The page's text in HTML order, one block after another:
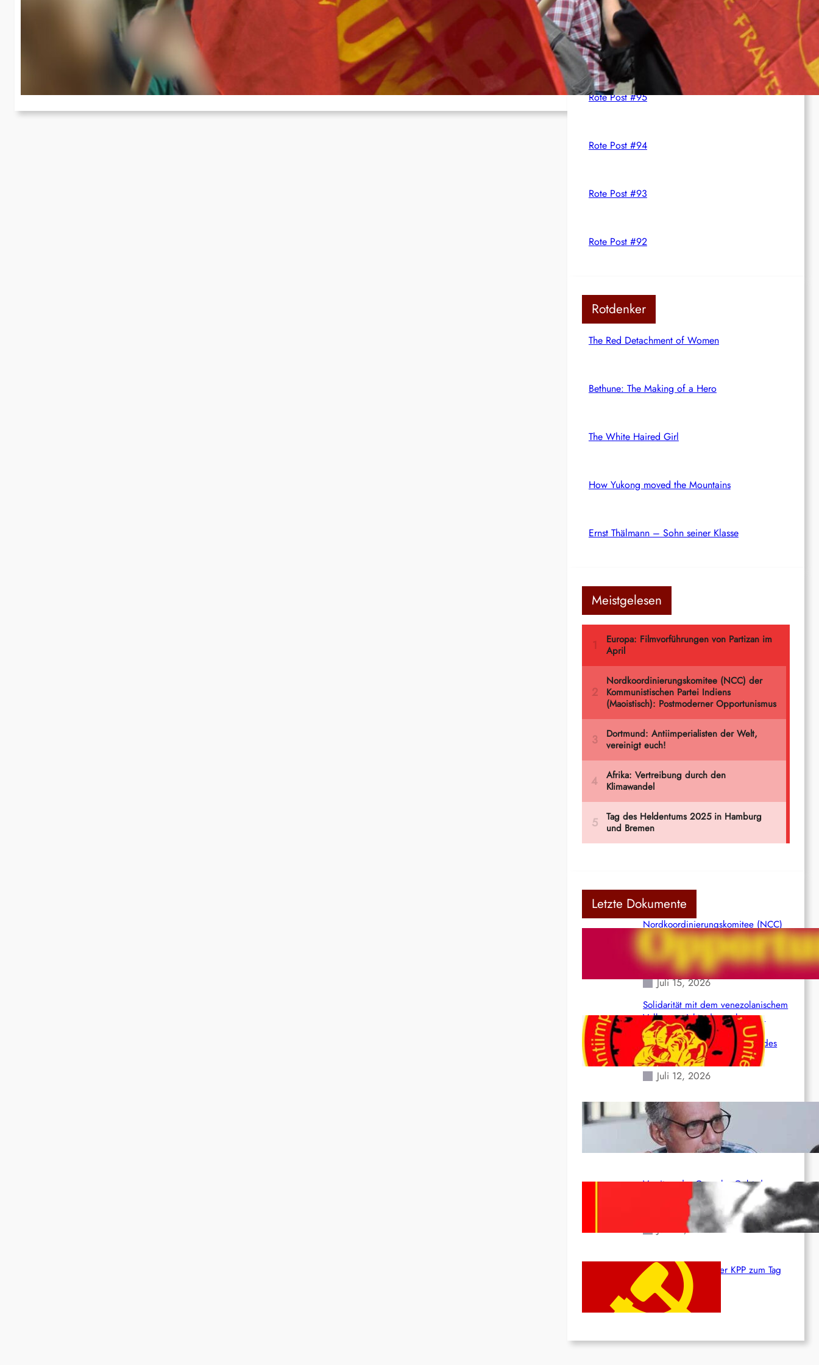
Schulstreik am 8. Mai in Köln
Mai 13, 2026
Am Freitag, den 8. Mai, fand zum dritten Mal der bundesweite Schulstreik
statt, an dem sich in ganz Deutschland fast…
c
h Aktuelles aus dem Netz
Rote Post #96
Rote Post #95
Rote Post #94
Rote Post #93
Rote Post #92
Rotdenker
The Red Detachment of Women
Bethune: The Making of a Hero
The White Haired Girl
How Yukong moved the Mountains
Ernst Thälmann – Sohn seiner Klasse
Meistgelesen
Letzte Dokumente
Nordkoordinierungskomitee (NCC)
der Kommunistischen Partei Indiens
(Maoistisch): Postmoderner
Opportunismus
Juli 15, 2026
Solidarität mit dem venezolanischem
Volk angesichts der verlorenen
Leben und der katastrophalen
Situation durch die Erdbeben des
24. Juni!
Juli 12, 2026
Indien: „Die Politik der Kapitulation“
von K. Murali (Ajith)
Juli 1, 2026
Vorsitzender Gonzalo: Gebt das
Leben für die Partei und die
Revolution!
Juni 19, 2026
Beschluss des ZK der KPP zum Tag
des Heldentums
Juni 19, 2026